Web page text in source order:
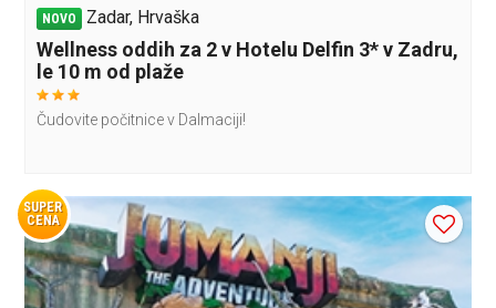
NOVO Zadar, Hrvaška
Wellness oddih za 2 v Hotelu Delfin 3* v Zadru,
le 10 m od plaže
Čudovite počitnice v Dalmaciji!
SUPER
CENA